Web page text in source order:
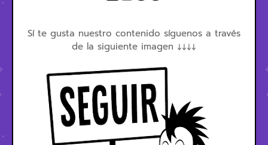
Sí te gusta nuestro contenido síguenos a través
de la siguiente imagen ↓↓↓↓